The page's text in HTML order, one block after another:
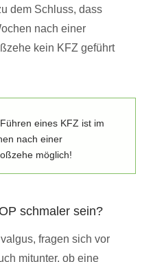
dem Schluss, dass
nach einer
kein KFZ geführt
eines KFZ ist im
nach einer
möglich!
schmaler sein?
fragen sich vor
mitunter, ob eine